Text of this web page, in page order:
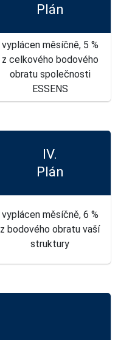
Plán
vyplácen měsíčně, 5 %
z celkového bodového
obratu společnosti
ESSENS
IV.
Plán
vyplácen měsíčně, 6 %
z bodového obratu vaší
struktury